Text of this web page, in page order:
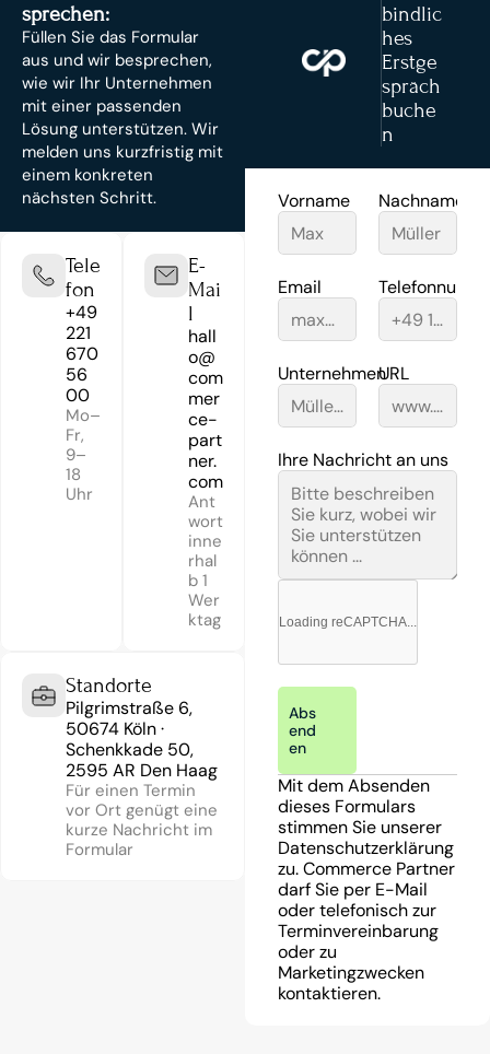
sprechen:
Füllen Sie das Formular
aus und wir besprechen,
wie wir Ihr Unternehmen
mit einer passenden
Lösung unterstützen. Wir
melden uns kurzfristig mit
einem konkreten
nächsten Schritt.
Tele
fon
+49
221
670
56
00
Mo–
Fr,
9–
18
Uhr
E-
Mai
l
hall
o@
com
mer
ce-
part
ner.
com
Ant
wort
inne
rhal
b 1
Wer
ktag
Standorte
Pilgrimstraße 6,
50674 Köln ·
Schenkkade 50,
2595 AR Den Haag
Für einen Termin
vor Ort genügt eine
kurze Nachricht im
Formular
bindlic
hes
Erstge
spräch
buche
n
Vorname Nachname
Email
UnternehmenURL
Ihre Nachricht an uns
Loading reCAPTCHA...
Abs
end
en
Mit dem Absenden
dieses Formulars
stimmen Sie unserer
Datenschutzerklärung
zu. Commerce Partner
darf Sie per E-Mail
oder telefonisch zur
Terminvereinbarung
oder zu
Marketingzwecken
kontaktieren.